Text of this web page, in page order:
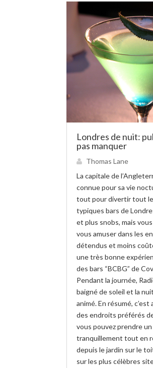
Londres de nuit:
pas manquer
Thomas Lane
La capitale de
connue pour sa vie
tout pour divertir tout le
typiques bars de
et plus snobs, mais
vous amuser dans les
détendus et moins
une très bonne
des bars “BCBG” de
Pendant la journée,
baigné de soleil et la
animé. En résumé,
des endroits préférés
vous pouvez prendre
tranquillement tout en
depuis le jardin sur le
sur les plus célèbres